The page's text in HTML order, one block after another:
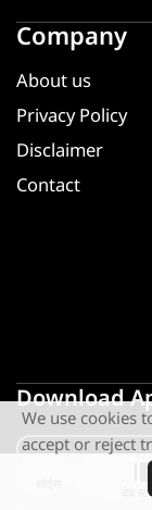
वेब
Company
About us
Privacy Policy
Disclaimer
Contact
Download
Google
We use cookies
accept or reject